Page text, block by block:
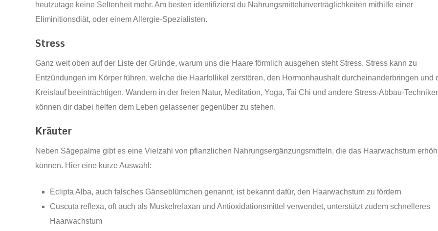
heutzutage keine Seltenheit mehr. Am besten identifizierst du Nahrungsmittelunverträglichkeiten mithilfe einer
Eliminitionsdiät, oder einem Allergie-Spezialisten.
Stress
Ganz weit oben auf der Liste der Gründe, warum uns die Haare förmlich ausgehen steht Stress. Stress kann zu
Entzündungen im Körper führen, welche die Haarfollikel zerstören, den Hormonhaushalt durcheinanderbringen und
Kreislauf beeinträchtigen. Wandern in der freien Natur, Meditation, Yoga, Tai Chi und andere Stress-Abbau-
können dir dabei helfen dem Leben gelassener gegenüber zu stehen.
Kräuter
Neben Sägepalme gibt es eine Vielzahl von pflanzlichen Nahrungsergänzungsmitteln, die das Haarwachstum
können. Hier eine kurze Auswahl:
Eclipta Alba, auch falsches Gänseblümchen genannt, ist bekannt dafür, den Haarwachstum zu fördern
Cuscuta reflexa, oft auch als Muskelrelaxan und Antioxidationsmittel verwendet, unterstützt zudem schnelleres
Haarwachstum